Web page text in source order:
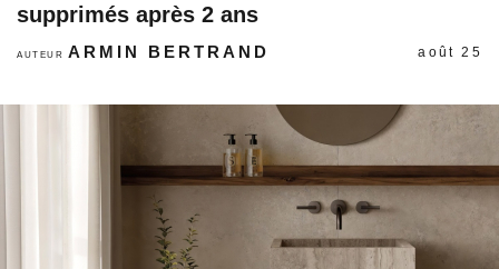
supprimés après 2 ans
AUTEURARMIN BERTRAND août 25